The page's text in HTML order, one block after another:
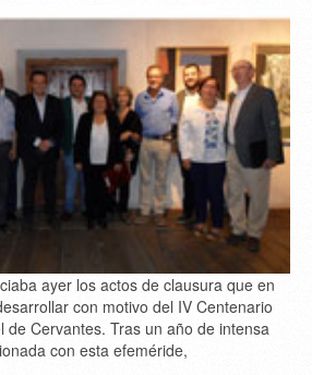
ayer los actos de clausura que en
con motivo del IV Centenario
de Cervantes. Tras un año de intensa
con esta efeméride,